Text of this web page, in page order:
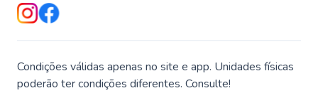
Condições válidas apenas no site e app. Unidades físicas
poderão ter condições diferentes. Consulte!